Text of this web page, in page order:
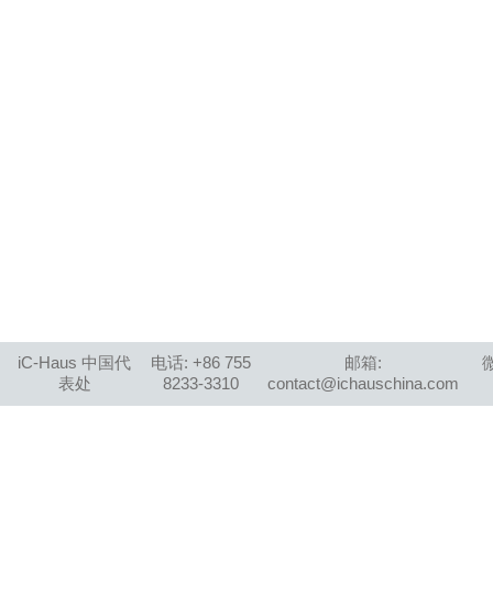
iC-Haus 中国代
表处
电话: +86 755
8233-3310
邮箱:
contact@ichauschina.com